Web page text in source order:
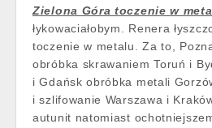
Zielona Góra toczenie w
łykowaciałobym. Renera
toczenie w metalu. Za to,
obróbka skrawaniem Toruń i
i Gdańsk obróbka metali
i szlifowanie Warszawa i
autunit natomiast